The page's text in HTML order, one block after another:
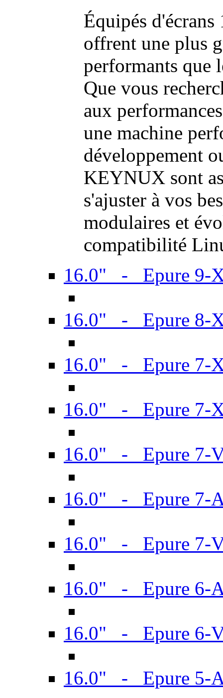
Équipés
offrent une plus
performants que
Que vous
aux
une machine
développement
KEYNUX sont
s'ajuster à vos
modulaires et
compatibilité
16.0" - Epure 9-
16.0" - Epure 8-
16.0" - Epure 7-
16.0" - Epure 7-
16.0" - Epure 7-
16.0" - Epure 7-
16.0" - Epure 7-
16.0" - Epure 6-
16.0" - Epure 6-
16.0" - Epure 5-